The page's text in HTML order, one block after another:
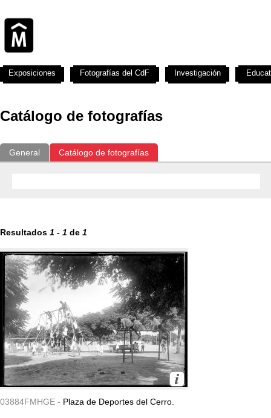
Catálogo de fotografías
General Catálogo de fotografías
Resultados 1 - 1 de 1
03884FMHGE - Plaza de Deportes del Cerro.
Exposiciones Fotografías del CdF Investigación